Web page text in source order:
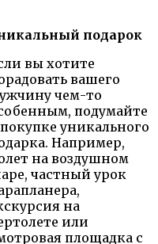
подарок
вы хотите
вашего
чем-то
подумайте
уникального
Например,
на воздушном
частный урок
на
или
площадка с